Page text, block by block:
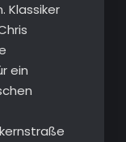
Klassiker
ein